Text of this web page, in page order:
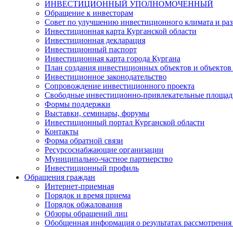
ИНВЕСТИЦИОННЫЙ УПОЛНОМОЧЕННЫЙ
Обращение к инвесторам
Совет по улучшению инвестиционного климата и
Инвестиционная карта Курганской области
Инвестиционная декларация
Инвестиционный паспорт
Инвестиционная карта города Кургана
План создания инвестиционных объектов и
Инвестиционное законодательство
Сопровождение инвестиционного проекта
Свободные инвестиционно-привлекательные
Формы поддержки
Выставки, семинары, форумы
Инвестиционный портал Курганской области
Контакты
Форма обратной связи
Ресурсоснабжающие организации
Муниципально-частное партнерство
Инвестиционный профиль
Обращения граждан
Интернет-приемная
Порядок и время приема
Порядок обжалования
Обзоры обращений лиц
Обобщенная информация о результатах